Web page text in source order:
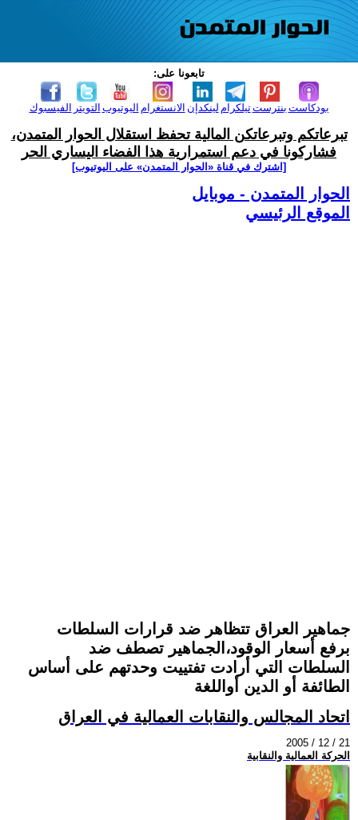
تابعونا على:
الفيسبوك التويتر اليوتيوب الانستغرام لينكدإن تيلكرامبنترست بودكاست
تبرعاتكم وتبرعاتكن المالية تحفظ استقلال الحوار المتمدن،
فشاركونا في دعم استمرارية هذا الفضاء اليساري الحر
[اشترك في قناة ‫«الحوار المتمدن» على اليوتيوب]
الحوار المتمدن - موبايل
الموقع الرئيسي
جماهير العراق تتظاهر ضد قرارات السلطات
برفع أسعار الوقود،الجماهير تصطف ضد
السلطات التي أرادت تفتييت وحدتهم على أساس
الطائفة أو الدين أواللغة
اتحاد المجالس والنقابات العمالية في العراق
2005 / 12 / 21
الحركة العمالية والنقابية